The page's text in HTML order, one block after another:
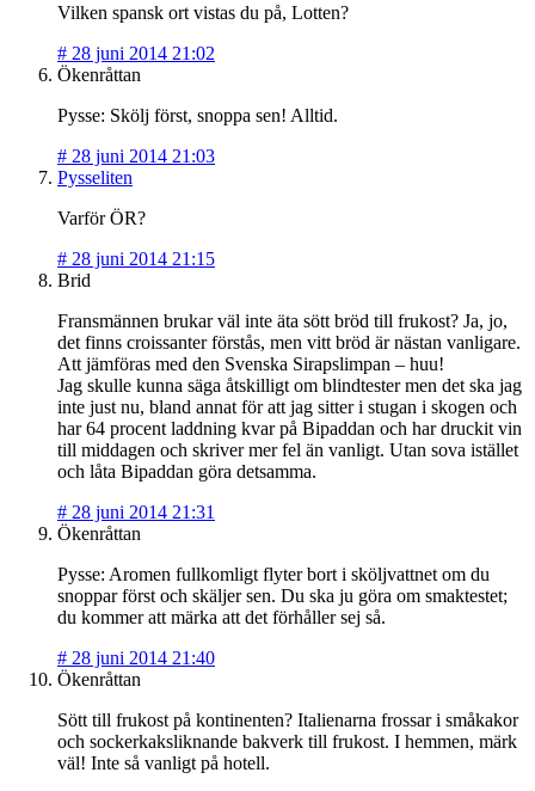
Vilken spansk ort vistas du på, Lotten?
# 28 juni 2014 21:02
Ökenråttan
Pysse: Skölj först, snoppa sen! Alltid.
# 28 juni 2014 21:03
Pysseliten
Varför ÖR?
# 28 juni 2014 21:15
Brid
Fransmännen brukar väl inte äta sött bröd till frukost? Ja, jo,
det finns croissanter förstås, men vitt bröd är nästan vanligare.
Att jämföras med den Svenska Sirapslimpan – huu!
Jag skulle kunna säga åtskilligt om blindtester men det ska jag
inte just nu, bland annat för att jag sitter i stugan i skogen och
har 64 procent laddning kvar på Bipaddan och har druckit vin
till middagen och skriver mer fel än vanligt. Utan sova istället
och låta Bipaddan göra detsamma.
# 28 juni 2014 21:31
Ökenråttan
Pysse: Aromen fullkomligt flyter bort i sköljvattnet om du
snoppar först och skäljer sen. Du ska ju göra om smaktestet;
du kommer att märka att det förhåller sej så.
# 28 juni 2014 21:40
Ökenråttan
Sött till frukost på kontinenten? Italienarna frossar i småkakor
och sockerkaksliknande bakverk till frukost. I hemmen, märk
väl! Inte så vanligt på hotell.